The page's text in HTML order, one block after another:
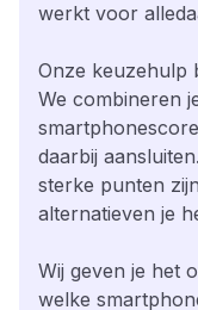
werkt voor
Onze keuzehulp
We combineren
daarbij
sterke punten
alternatieven je
Wij geven je het
welke